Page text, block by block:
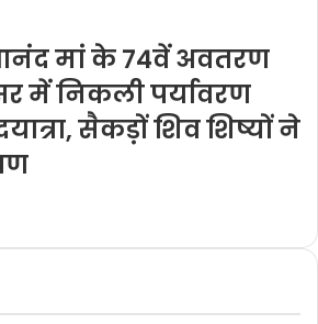
मां के 74वें अवतरण
में निकली पर्यावरण
सैकड़ों शिव शिष्यों ने